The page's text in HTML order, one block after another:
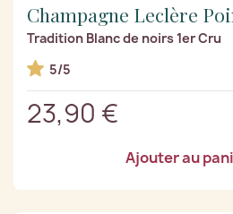
Champagne Leclère
Tradition Blanc de noirs 1er Cru
5/5
23,90 €
Ajouter au